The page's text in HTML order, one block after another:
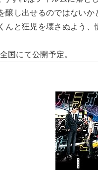
醸し出せるのではない
んと狂児を壊さぬよう
国にて公開予定。